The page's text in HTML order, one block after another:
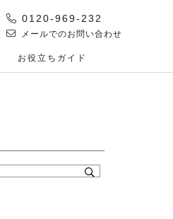
0120-969-232
メールでのお問い合わせ
お役⽴ちガイド